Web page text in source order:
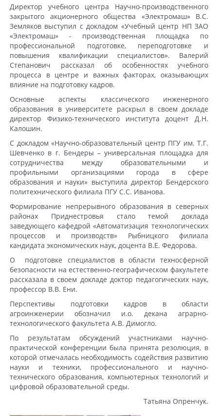
Директор учебного центра Научно-производственного
закрытого акционерного общества «Электромаш» В.С.
Земляков выступил с докладом «Учебный центр НП ЗАО
«Электромаш» - производственная площадка по
профессиональной подготовке, переподготовке и
повышения квалификации специалистов». Валерий
Степанович рассказал об особенностях учебного
процесса в центре и важных факторах, оказывающих
влияние на подготовку кадров.
Основные аспекты классического инженерного
образования в университете раскрыл в своем докладе
директор Физико-технического института доцент Д.Н.
Калошин.
С докладом «Научно-образовательный центр ПГУ им. Т.Г.
Шевченко в г. Бендеры – универсальная площадка для
сотрудничества между образовательными и
профильными организациями города в сфере
образования и науки» выступила директор Бендерского
политехнического филиала ПГУ С.С. Иванова.
Формирование непрерывного образования в северных
районах Приднестровья стало темой доклада
заведующего кафедрой «Автоматизация технологических
процессов и производств» Рыбницкого филиала
кандидата экономических наук, доцента В.Е. Федорова.
О подготовке специалистов в области техносферной
безопасности на естественно-географическом факультете
рассказала в своем докладе доктор педагогических наук,
профессор В.В. Ени.
Перспективы подготовки кадров в области
агроинженерии обозначил и.о. декана аграрно-
технологического факультета А.В. Димогло.
По результатам обсуждений участниками научно-
практической конференции была принята резолюция, в
которой отмечалась необходимость содействия развитию
науки и техники, профессионального и научно-
технического образования, компьютерных технологий и
цифровой образовательной среды.
Татьяна Опренчук.